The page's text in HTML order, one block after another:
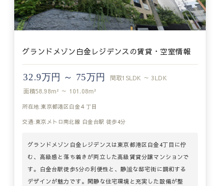
グランドメゾン白金レジデンスの賃貸・空室情報
32.9万円 ～ 75万円 間取1SLDK ～ 3LDK
面積58.98m² ～ 101.08m²
所在地:東京都港区白金４丁目
交通:東京メトロ南北線 白金台駅 徒歩4分
グランドメゾン白金レジデンスは東京都港区白金4丁目に佇
む、高級感と落ち着きが両立した高級賃貸分譲マンションで
す。白金台駅徒歩5分の利便性と、静謐な邸宅街に調和する
デザインが魅力です。閑静な住宅環境と充実した設備が整